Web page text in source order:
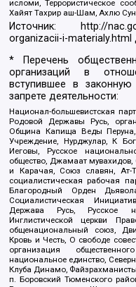
исломи, Террористическое
Хайят Тахрир аш-Шам, Ахлю
Источник:
http://
organizacii-i-materialy.html
* Перечень
организаций в
вступившее в
запрете деятельности:
Национал-большевистская
Родовой Державы Русь,
Община Капища Веды
Учреждение, Нурджулар, К
Иеговы, Русское
общество, Джамаат
и Карачая, Союз славян, Ат-
социалистическая рабочая
Благородный Орден
Социалистическая
Держава Русь, Русское
Инглистической церкви
общенациональный союз,
Кровь и Честь, О свободе
организация
национальное единство,
Клуба Динамо,
п. Боровский Тюменского